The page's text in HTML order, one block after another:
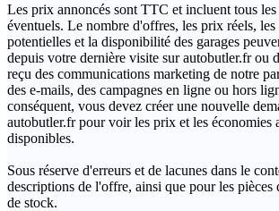
Les prix annoncés sont TTC et incluent tous les
éventuels. Le nombre d'offres, les prix réels, les
potentielles et la disponibilité des garages
depuis votre dernière visite sur autobutler.fr ou
reçu des communications marketing de notre
des e-mails, des campagnes en ligne ou hors
conséquent, vous devez créer une nouvelle
autobutler.fr pour voir les prix et les économies
disponibles.
Sous réserve d'erreurs et de lacunes dans le
descriptions de l'offre, ainsi que pour les pièces
de stock.